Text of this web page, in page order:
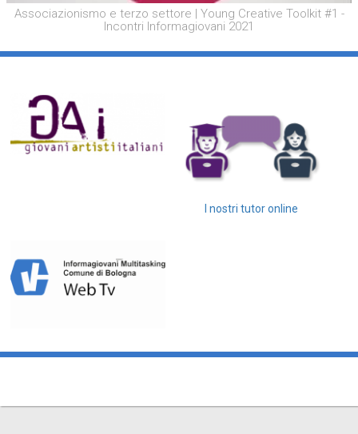
Associazionismo e terzo settore | Young Creative Toolkit #1 -
Incontri Informagiovani 2021
I nostri tutor online